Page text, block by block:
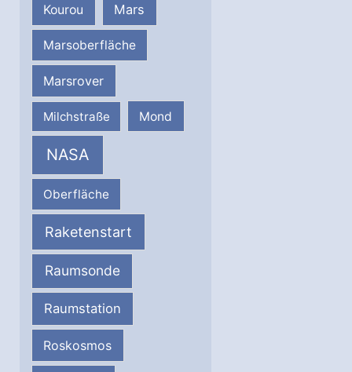
Kourou Mars
Marsoberfläche
Marsrover
Milchstraße Mond
NASA
Oberfläche
Raketenstart
Raumsonde
Raumstation
Roskosmos